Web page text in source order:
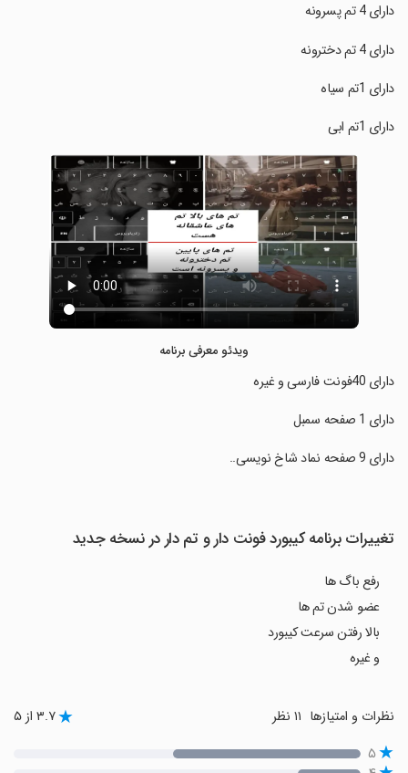
‏دارای 4 تم پسرونه
‏دارای 4 تم دخترونه
‏دارای 1تم سیاه
‏دارای 1تم ابی
ویدئو معرفی برنامه
‏دارای 40فونت فارسی و غیره
‏دارای 1 صفحه سمبل
‏دارای 9 صفحه نماد شاخ نویسی..
تغییرات برنامه کیبورد فونت دار و تم دار در نسخه جدید
رفع باگ ها
عضو شدن تم ها
بالا رفتن سرعت کیبورد
و غیره
نظرات و امتیازها ۳.۷ از ۵
۵